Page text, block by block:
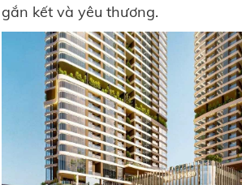
gắn kết và yêu thương.